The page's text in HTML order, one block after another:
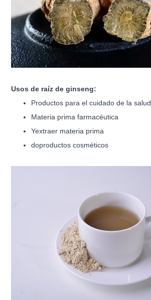
Usos de raíz de ginseng:
Productos para el cuidado de la salud
Materia prima farmacéutica
Yextraer materia prima
doproductos cosméticos